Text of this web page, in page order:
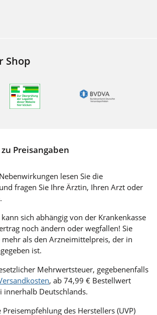
Shop
Preisangaben
lesen Sie die
fragen Sie Ihre Ärztin, Ihren Arzt oder
sich abhängig von der Krankenkasse
noch ändern oder wegfallen! Sie
als den Arzneimittelpreis, der in
ist.
Mehrwertsteuer, gegebenenfalls
, ab 74,99 € Bestellwert
innerhalb Deutschlands.
des Herstellers (UVP)